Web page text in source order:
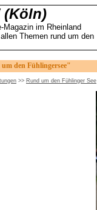
(Köln)
Magazin im Rheinland
Themen rund um den
den Fühlingersee"
>> Rund um den Fühlinger See